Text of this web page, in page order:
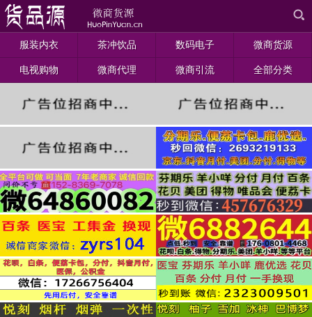
服装内衣 茶冲饮品 数码电子 微商货源
电视购物 微商代理 微商引流 全部分类